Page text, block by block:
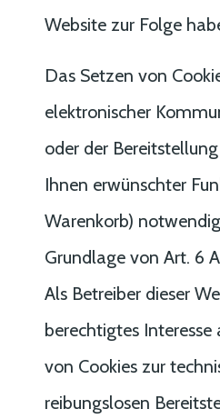
Website zur Folge
Das Setzen von
elektronischer
oder der
Ihnen erwünschter
Warenkorb)
Grundlage von Art. 6
Als Betreiber dieser
berechtigtes Interesse
von Cookies zur
reibungslosen